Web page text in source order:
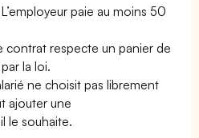
L’employeur paie au moins 50
contrat respecte un panier de
la loi.
ne choisit pas librement
ajouter une
le souhaite.